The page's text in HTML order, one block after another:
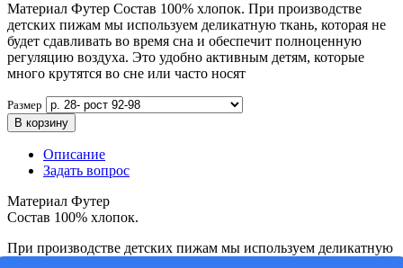
Материал Футер Состав 100% хлопок. При производстве
детских пижам мы используем деликатную ткань, которая не
будет сдавливать во время сна и обеспечит полноценную
регуляцию воздуха. Это удобно активным детям, которые
много крутятся во сне или часто носят
Размер
В корзину
Описание
Задать вопрос
Материал Футер
Состав 100% хлопок.
При производстве детских пижам мы используем деликатную